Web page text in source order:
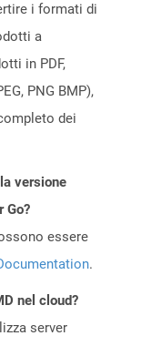
i formati di
a
in PDF,
PNG BMP),
dei
versione
Go?
essere
.
nel cloud?
server